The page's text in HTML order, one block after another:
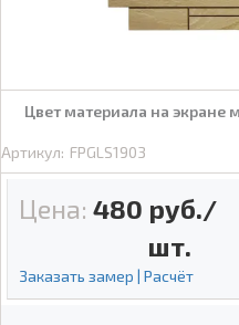
Цвет материала на экране
Артикул: FPGLS1903
Цена: 480 руб./
шт.
Заказать замер | Расчёт